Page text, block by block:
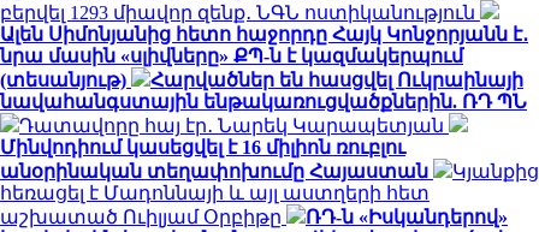
բերվել 1293 միավոր զենք․ ՆԳՆ ոստիկանություն
Ալեն Սիմոնյանից հետո հաջորդը Հայկ Կոնջորյանն է․
նրա մասին «սլիվները» ՔՊ-ն է կազմակերպում
(տեսանյութ)
Հարվածներ են հասցվել Ուկրաինայի
նավահանգստային ենթակառուցվածքներին. ՌԴ ՊՆ
Դատավորը հայ էր․ Նարեկ Կարապետյան
Մինվոդիում կասեցվել է 16 միլիոն ռուբլու
անօրինական տեղափոխումը Հայաստան
Կյանքից
հեռացել է Մադոննայի և այլ աստղերի հետ
աշխատած Ուիլյամ Օրբիթը
ՌԴ-ն «Իսկանդերով»